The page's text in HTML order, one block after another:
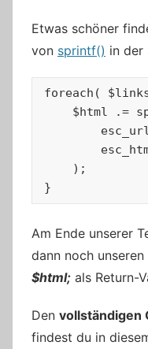
Etwas schöner
von sprintf() in der
foreach(
$html .=
    );
}
Am Ende unserer
dann noch
$html; als Return-
Den vollständigen
findest du in